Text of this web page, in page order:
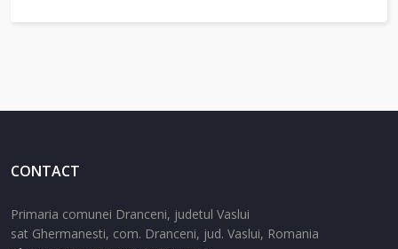
CONTACT
Primaria comunei Dranceni, judetul Vaslui
sat Ghermanesti, com. Dranceni, jud. Vaslui, Romania